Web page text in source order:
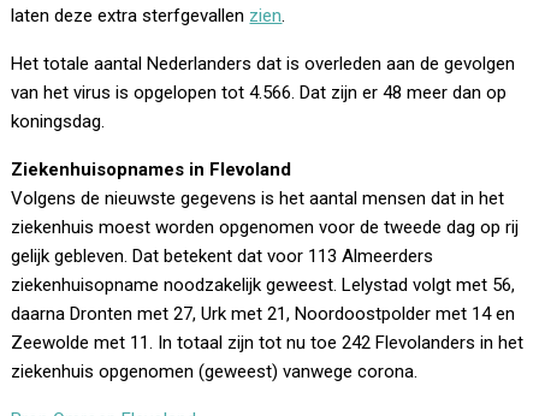
laten deze extra sterfgevallen zien.
Het totale aantal Nederlanders dat is overleden aan de gevolgen
van het virus is opgelopen tot 4.566. Dat zijn er 48 meer dan op
koningsdag.
Ziekenhuisopnames in Flevoland
Volgens de nieuwste gegevens is het aantal mensen dat in het
ziekenhuis moest worden opgenomen voor de tweede dag op rij
gelijk gebleven. Dat betekent dat voor 113 Almeerders
ziekenhuisopname noodzakelijk geweest. Lelystad volgt met 56,
daarna Dronten met 27, Urk met 21, Noordoostpolder met 14 en
Zeewolde met 11. In totaal zijn tot nu toe 242 Flevolanders in het
ziekenhuis opgenomen (geweest) vanwege corona.